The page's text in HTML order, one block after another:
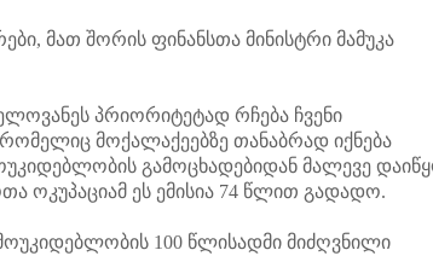
მათ შორის ფინანსთა მინისტრი მამუკა
პრიორიტეტად რჩება ჩვენი
მოქალაქეებზე თანაბრად იქნება
გამოცხადებიდან მალევე
ოკუპაციამ ეს ემისია 74 წლით გადადო.
100 წლისადმი მიძღვნილი